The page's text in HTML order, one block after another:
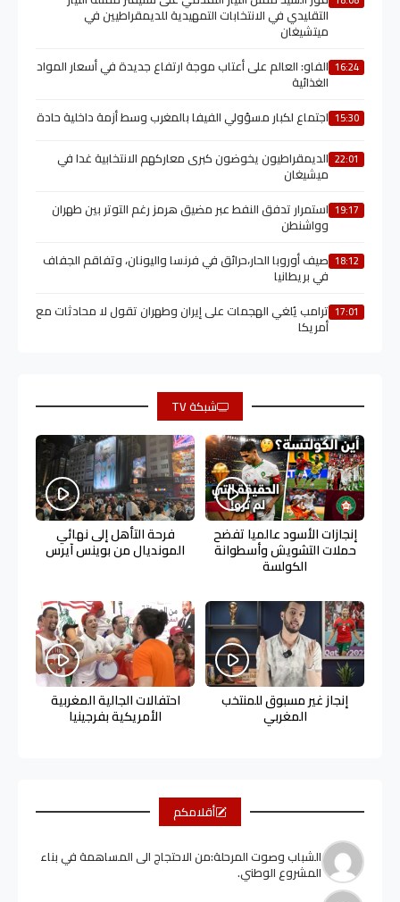
التقليدي في الانتخابات التمهيدية للديمقراطيين في
ميتشيغان
16:24 الفاو: العالم على أعتاب موجة ارتفاع جديدة في أسعار المواد
الغذائية
15:30 اجتماع لكبار مسؤولي الفيفا بالمغرب وسط أزمة داخلية حادة
22:01 الديمقراطيون يخوضون كبرى معاركهم الانتخابية غدا في
ميشيغان
19:17 استمرار تدفق النفط عبر مضيق هرمز رغم التوتر بين طهران
وواشنطن
18:12 صيف أوروبا الحار،حرائق في فرنسا واليونان، وتفاقم الجفاف
في بريطانيا
17:01 ترامب يُلغي الهجمات على إيران وطهران تقول لا محادثات مع
أمريكا
شبكة TV
إنجازات الأسود عالميا تفضح
حملات التشويش وأسطوانة
الكولسة
فرحة التأهل إلى نهائي
المونديال من بوينس آيرس
إنجاز غير مسبوق للمنتخب
المغربي
احتفالات الجالية المغربية
الأمريكية بفرجينيا
أقلامكم
الشباب وصوت المرحلة:من الاحتجاج الى المساهمة في بناء
المشروع الوطني.